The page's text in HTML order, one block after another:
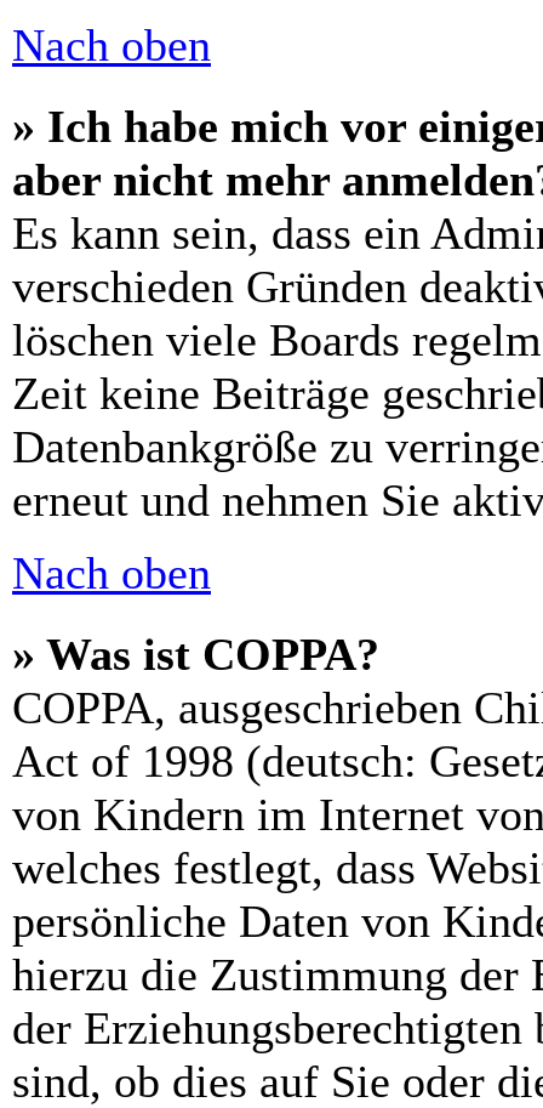
Nach oben
» Ich habe mich vor
aber nicht mehr
Es kann sein, dass ein
verschieden Gründen
löschen viele Boards
Zeit keine Beiträge
Datenbankgröße zu
erneut und nehmen Sie
Nach oben
» Was ist COPPA?
COPPA, ausgeschrieben
Act of 1998 (deutsch:
von Kindern im Internet
welches festlegt, dass
persönliche Daten von
hierzu die Zustimmung der
der
sind, ob dies auf Sie oder